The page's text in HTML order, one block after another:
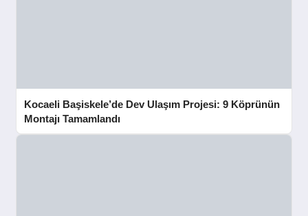
Kocaeli Başiskele’de Dev Ulaşım Projesi: 9 Köprünün
Montajı Tamamlandı